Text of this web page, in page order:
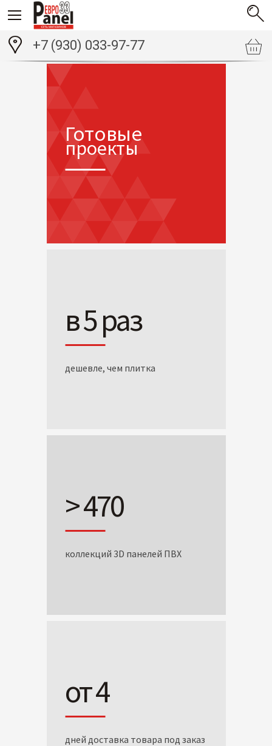
+7 (930) 033-97-77
Готовые
проекты
в 5 раз
дешевле, чем плитка
> 470
коллекций 3D панелей ПВХ
от 4
дней доставка товара под заказ